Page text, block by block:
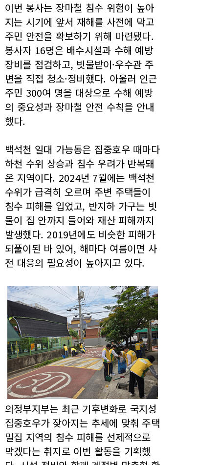
이번 봉사는 장마철 침수 위험이 높아
지는 시기에 앞서 재해를 사전에 막고
주민 안전을 확보하기 위해 마련됐다.
봉사자 16명은 배수시설과 수해 예방
장비를 점검하고, 빗물받이·우수관 주
변을 직접 청소·정비했다. 아울러 인근
주민 300여 명을 대상으로 수해 예방
의 중요성과 장마철 안전 수칙을 안내
했다.
백석천 일대 가능동은 집중호우 때마다
하천 수위 상승과 침수 우려가 반복돼
온 지역이다. 2024년 7월에는 백석천
수위가 급격히 오르며 주변 주택들이
침수 피해를 입었고, 반지하 가구는 빗
물이 집 안까지 들어와 재산 피해까지
발생했다. 2019년에도 비슷한 피해가
되풀이된 바 있어, 해마다 여름이면 사
전 대응의 필요성이 높아지고 있다.
의정부지부는 최근 기후변화로 국지성
집중호우가 잦아지는 추세에 맞춰 주택
밀집 지역의 침수 피해를 선제적으로
막겠다는 취지로 이번 활동을 기획했